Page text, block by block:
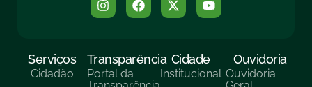
Serviços
Cidadão
Transparência
Portal da
Cidade
Institucional
Ouvidoria
Ouvidoria